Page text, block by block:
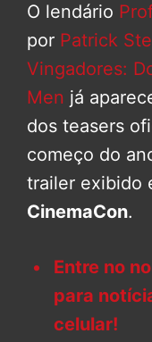
O lendário
por Patrick
Vingadores:
Men já
dos teasers
começo do
trailer exibido
CinemaCon.
Entre no
para
celular!